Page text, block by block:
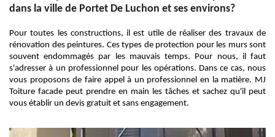
dans la ville de Portet De Luchon et ses environs?
Pour toutes les constructions, il est utile de réaliser des travaux de
rénovation des peintures. Ces types de protection pour les murs sont
souvent endommagés par les mauvais temps. Pour nous, il faut
s'adresser à un professionnel pour les opérations. Dans ce cas, nous
vous proposons de faire appel à un professionnel en la matière. MJ
Toiture facade peut prendre en main les tâches et sachez qu'il peut
vous établir un devis gratuit et sans engagement.